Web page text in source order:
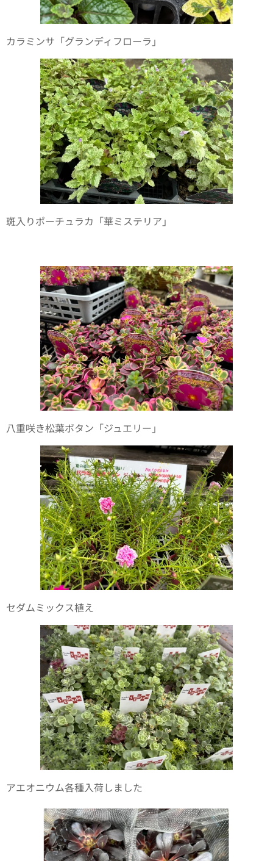
カラミンサ「グランディフローラ」
斑入りポーチュラカ「華ミステリア」
八重咲き松葉ボタン「ジュエリー」
セダムミックス植え
アエオニウム各種入荷しました